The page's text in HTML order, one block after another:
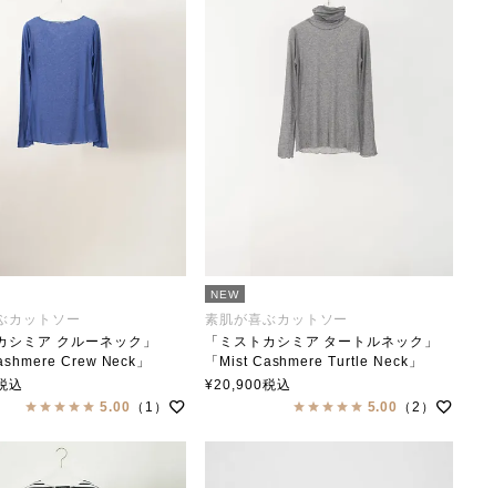
カットソー
シミア クルーネック」
Crew Neck」
（ステンカラー）
込
5.00 （1）
NEW
素肌が喜ぶカットソー
「ミストカシミア タートルネック」
「Mist Cashmere Turtle Neck」
soutiencollar（ステンカラー）
¥20,900税込
5.00 （2）